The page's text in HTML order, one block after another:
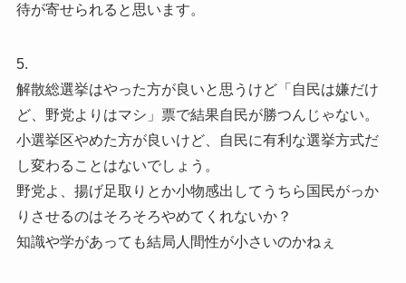
待が寄せられると思います。
5.
解散総選挙はやった方が良いと思うけど「自民は嫌だけ
ど、野党よりはマシ」票で結果自民が勝つんじゃない。
小選挙区やめた方が良いけど、自民に有利な選挙方式だ
し変わることはないでしょう。
野党よ、揚げ足取りとか小物感出してうちら国民がっか
りさせるのはそろそろやめてくれないか？
知識や学があっても結局人間性が小さいのかねぇ